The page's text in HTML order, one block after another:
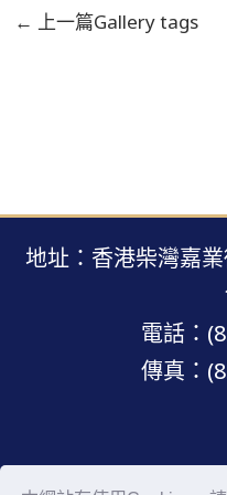
← 上一篇Gallery tags
地址：香港柴灣嘉
電話：
傳真：